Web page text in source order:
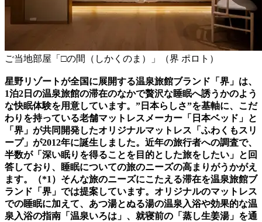
ご当地部屋「□の間（しかくのま）」（界 ポロト）
星野リゾートが全国に展開する温泉旅館ブランド「界」は、
1泊2日の温泉旅館の滞在のなかで贅沢な睡眠へ誘うかのよう
な快眠体験を用意しています。”日本らしさ”を基軸に、こだ
わりを持っている老舗マットレスメーカー「日本ベッド」と
「界」が共同開発したオリジナルマットレス「ふわくもスリ
ープ」が2012年に誕生しました。近年の旅行者への調査で、
半数が「深い眠りを得ることを目的とした旅をしたい」と回
答しており、睡眠についての旅のニーズの高まりがうかがえ
ます。（*1）そんな旅のニーズにこたえる滞在を温泉旅館ブ
ランド「界」では提案しています。オリジナルのマットレス
での睡眠に加えて、あつ湯とぬる湯の温泉入浴や効果的な温
泉入浴の指南「温泉いろは」、就寝前の「蒸し生姜湯」を通